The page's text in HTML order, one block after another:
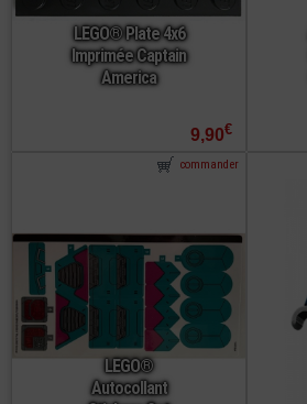
LEGO® Plate 4x6
Imprimée Captain
America
9,90€
LEGO®
Autocollant
commander